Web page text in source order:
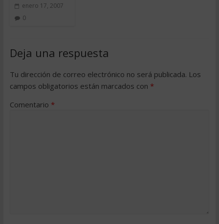
enero 17, 2007
0
Deja una respuesta
Tu dirección de correo electrónico no será publicada. Los
campos obligatorios están marcados con *
Comentario *